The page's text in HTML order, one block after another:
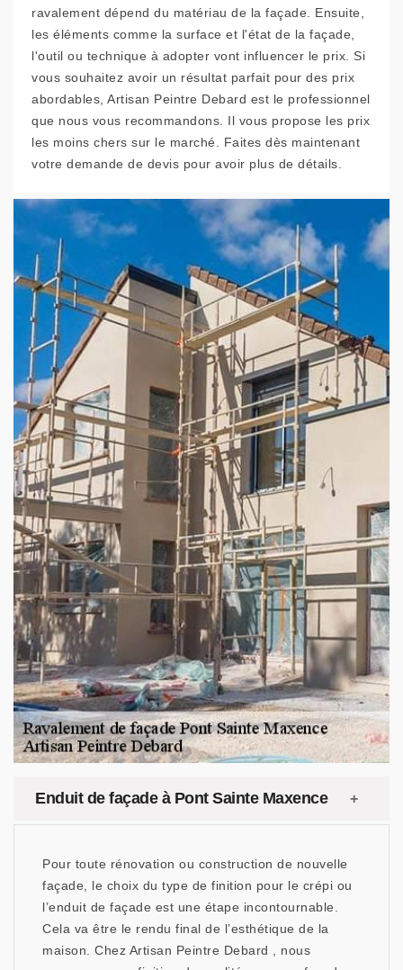
ravalement dépend du matériau de la façade. Ensuite,
les éléments comme la surface et l'état de la façade,
l'outil ou technique à adopter vont influencer le prix. Si
vous souhaitez avoir un résultat parfait pour des prix
abordables, Artisan Peintre Debard est le professionnel
que nous vous recommandons. Il vous propose les prix
les moins chers sur le marché. Faites dès maintenant
votre demande de devis pour avoir plus de détails.
Enduit de façade à Pont Sainte Maxence
Pour toute rénovation ou construction de nouvelle
façade, le choix du type de finition pour le crépi ou
l’enduit de façade est une étape incontournable.
Cela va être le rendu final de l’esthétique de la
maison. Chez Artisan Peintre Debard , nous